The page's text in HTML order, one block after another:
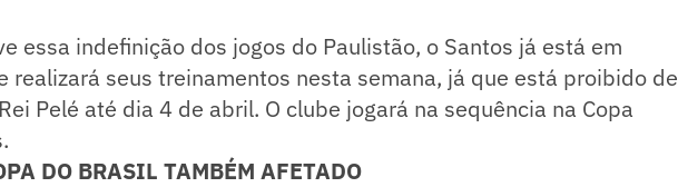
essa indefinição dos jogos do Paulistão, o Santos já está em
realizará seus treinamentos nesta semana, já que está proibido de
Pelé até dia 4 de abril. O clube jogará na sequência na Copa
DO BRASIL TAMBÉM AFETADO